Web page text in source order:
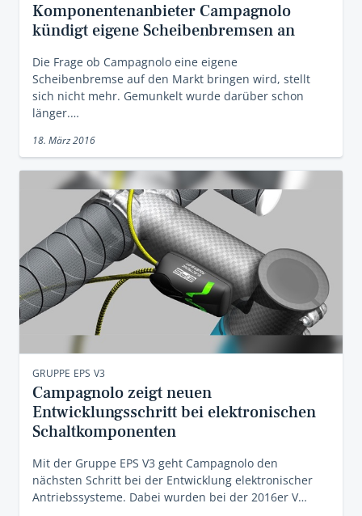
Komponentenanbieter Campagnolo
kündigt eigene Scheibenbremsen an
Die Frage ob Campagnolo eine eigene
Scheibenbremse auf den Markt bringen wird, stellt
sich nicht mehr. Gemunkelt wurde darüber schon
länger.…
18. März 2016
GRUPPE EPS V3
Campagnolo zeigt neuen
Entwicklungsschritt bei elektronischen
Schaltkomponenten
Mit der Gruppe EPS V3 geht Campagnolo den
nächsten Schritt bei der Entwicklung elektronischer
Antriebssysteme. Dabei wurden bei der 2016er V…